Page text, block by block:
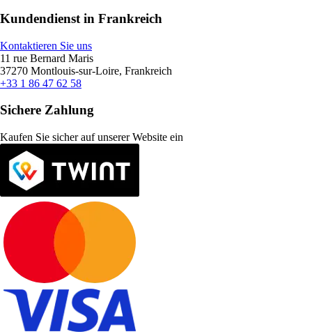
Kundendienst in Frankreich
Kontaktieren Sie uns
11 rue Bernard Maris
37270 Montlouis-sur-Loire, Frankreich
+33 1 86 47 62 58
Sichere Zahlung
Kaufen Sie sicher auf unserer Website ein